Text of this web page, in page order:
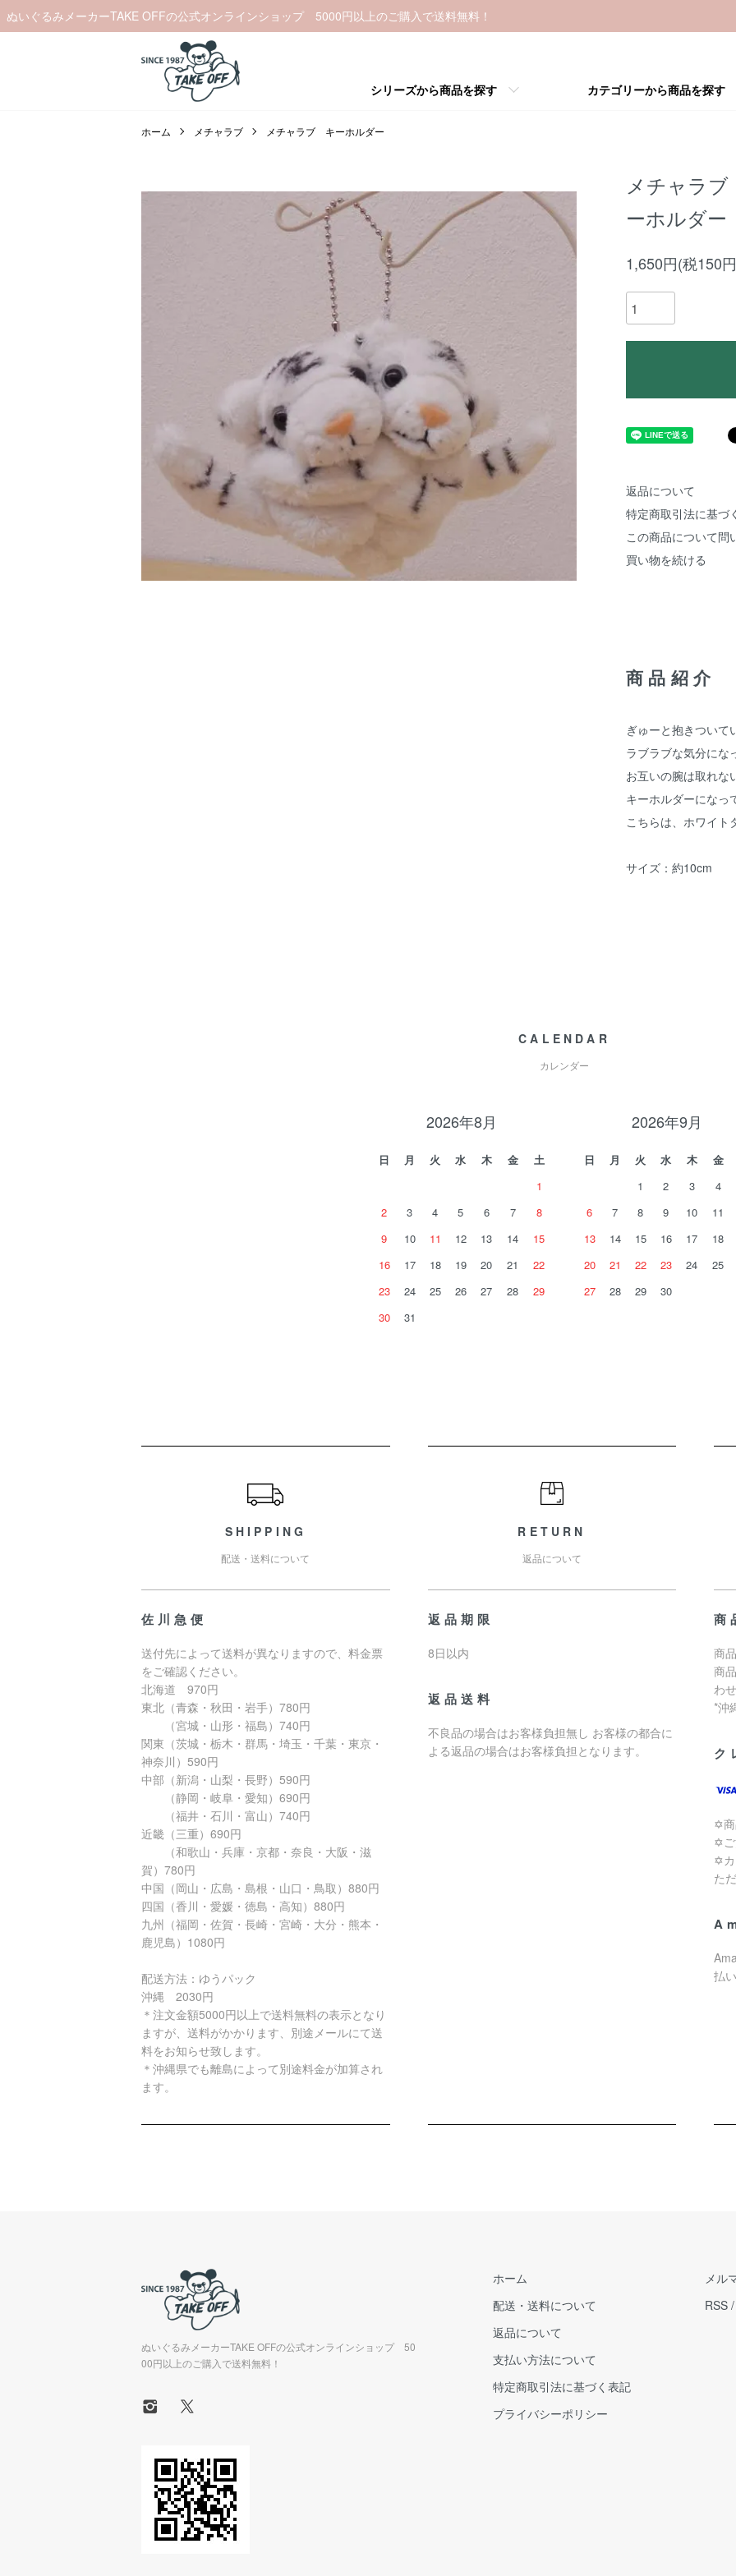
ぬいぐるみメーカーTAKE OFFの公式オンラインショップ 5000円以上のご購入で送料無料！
シリーズから商品を探す カテゴリーから商品を探す
ホーム メチャラブ メチャラブ キーホルダー
メチャラ
ーホルダー
1,650円(税150
返品について
特定商取引法に基づ
この商品について問
買い物を続ける
商品紹介
ぎゅーと抱きついて
ラブラブな気分にな
お互いの腕は取れな
キーホルダーになっ
こちらは、ホワイト
サイズ：約10cm
CALENDAR
カレンダー
2026年8月
日 月 火 水 木 金
土
1
2
3 4 5 6 7
8
9
10 11 12 13 14
15
16
17 18 19 20 21
22
23
24 25 26 27 28
29
30
31
2026年9月
日 月 火 水 木 金
1
2 3 4
6
7 8 9 10 11
13
14 15 16 17 18
20
21 22 23 24 25
27
28 29 30
SHIPPING
配送・送料について
佐川急便
送付先によって送料が異なりますので、料金票
をご確認ください。
北海道 970円
東北（青森・秋田・岩手）780円
（宮城・山形・福島）740円
関東（茨城・栃木・群馬・埼玉・千葉・東京・
神奈川）590円
中部（新潟・山梨・長野）590円
（静岡・岐阜・愛知）690円
（福井・石川・富山）740円
近畿（三重）690円
（和歌山・兵庫・京都・奈良・大阪・滋
賀）780円
中国（岡山・広島・島根・山口・鳥取）880円
四国（香川・愛媛・徳島・高知）880円
九州（福岡・佐賀・長崎・宮崎・大分・熊本・
鹿児島）1080円
配送方法：ゆうパック
沖縄 2030円
＊注文金額5000円以上で送料無料の表示となり
ますが、送料がかかります、別途メールにて送
料をお知らせ致します。
＊沖縄県でも離島によって別途料金が加算され
ます。
RETURN
返品について
返品期限
8日以内
返品送料
不良品の場合はお客様負担無し お客様の都合に
よる返品の場合はお客様負担となります。
商
商
商
わ
*沖
ク
✡商
✡ご
✡カ
た
払
ぬいぐるみメーカーTAKE OFFの公式オンラインショップ 50
00円以上のご購入で送料無料！
ホーム
配送・送料について
返品について
支払い方法について
特定商取引法に基づく表記
プライバシーポリシー
メル
RSS /